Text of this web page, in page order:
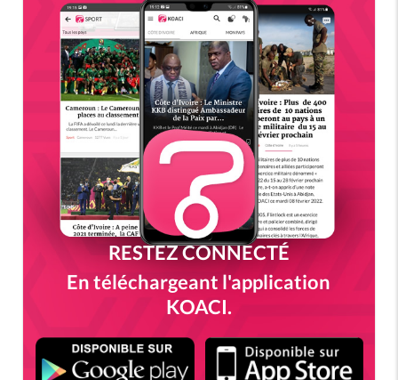
RESTEZ CONNECTÉ
En téléchargeant l'application
KOACI.